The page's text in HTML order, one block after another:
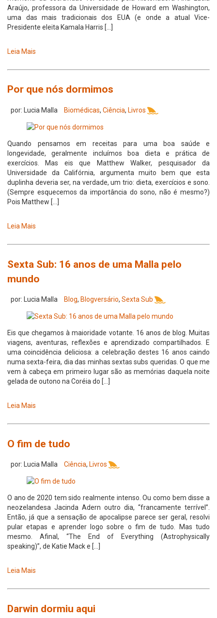
Araújo, professora da Universidade de Howard em Washington,
uma das mais tradicionais dos EUA (e onde a atual Vice-
Presidente eleita Kamala Harris […]
Leia Mais
Por que nós dormimos
por: Lucia Malla Biomédicas, Ciência, Livros
Quando pensamos em receitas para uma boa saúde e
longevidade, geralmente incluímos boa dieta e prática de
exercícios. Mas eis que Matthew Walker, pesquisador da
Universidade da Califórnia, argumenta muito bem que esta
duplinha deveria ser, na verdade, um trio: dieta, exercícios e sono.
(Sempre esquecemos da importância do sono, não é mesmo?)
Pois Matthew […]
Leia Mais
Sexta Sub: 16 anos de uma Malla pelo
mundo
por: Lucia Malla Blog, Blogversário, Sexta Sub
Eis que chegamos à maioridade votante. 16 anos de blog. Muitas
viagens, aventuras, reflexões e aprendizado compartilhados. E
uma coincidência deliciosa: a celebração destes 16 anos caindo
numa sexta-feira, dia das minhas sextas subs queridas. O que me
vem à cabeça em primeiro lugar são as memórias daquela noite
gelada de outono na Coréia do […]
Leia Mais
O fim de tudo
por: Lucia Malla Ciência, Livros
O ano de 2020 tem sido realmente intenso. Ou como bem disse a
neozelandesa Jacinda Adern outro dia, “francamente terrível”.
Então, já que a sensação de apocalipse parece ser geral, resolvi
pular etapas e aprender logo sobre o fim de tudo. Mas tudo
mesmo. Afinal, “The End of Everything (Astrophysically
speaking)”, de Katie Mack e […]
Leia Mais
Darwin dormiu aqui